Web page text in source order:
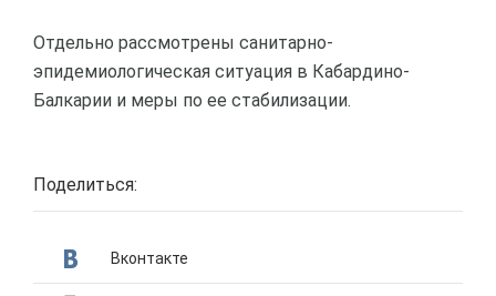
Отдельно рассмотрены санитарно-
эпидемиологическая ситуация в Кабардино-
Балкарии и меры по ее стабилизации.
Поделиться:
Вконтакте